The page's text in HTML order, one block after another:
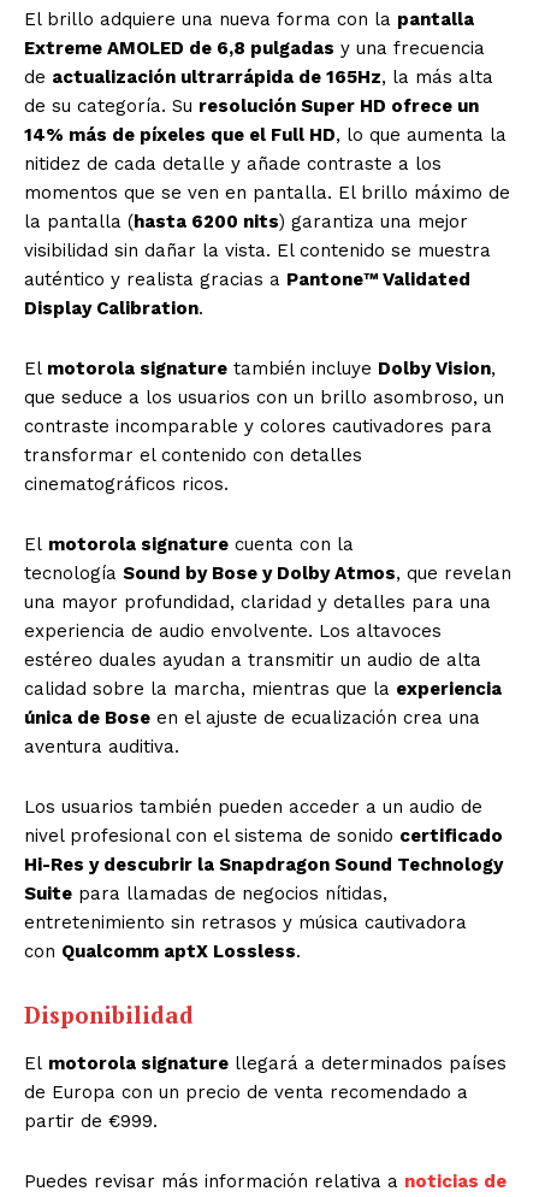
El brillo adquiere una nueva forma con la pantalla
Extreme AMOLED de 6,8 pulgadas y una frecuencia
de actualización ultrarrápida de 165Hz, la más alta
de su categoría. Su resolución Super HD ofrece un
14% más de píxeles que el Full HD, lo que aumenta la
nitidez de cada detalle y añade contraste a los
momentos que se ven en pantalla. El brillo máximo de
la pantalla (hasta 6200 nits) garantiza una mejor
visibilidad sin dañar la vista. El contenido se muestra
auténtico y realista gracias a Pantone™ Validated
Display Calibration.
El motorola signature también incluye Dolby Vision,
que seduce a los usuarios con un brillo asombroso, un
contraste incomparable y colores cautivadores para
transformar el contenido con detalles
cinematográficos ricos.
El motorola signature cuenta con la
tecnología Sound by Bose y Dolby Atmos, que revelan
una mayor profundidad, claridad y detalles para una
experiencia de audio envolvente. Los altavoces
estéreo duales ayudan a transmitir un audio de alta
calidad sobre la marcha, mientras que la experiencia
única de Bose en el ajuste de ecualización crea una
aventura auditiva.
Los usuarios también pueden acceder a un audio de
nivel profesional con el sistema de sonido certificado
Hi-Res y descubrir la Snapdragon Sound Technology
Suite para llamadas de negocios nítidas,
entretenimiento sin retrasos y música cautivadora
con Qualcomm aptX Lossless.
Disponibilidad
El motorola signature llegará a determinados países
de Europa con un precio de venta recomendado a
partir de €999.
Puedes revisar más información relativa a noticias de